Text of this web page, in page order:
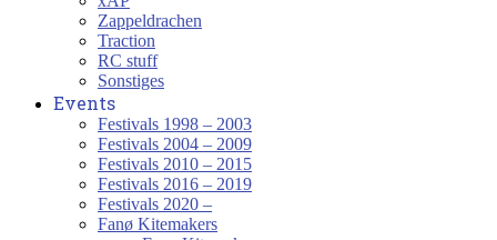
Zappeldrachen
Traction
RC stuff
Sonstiges
Events
Festivals 1998 – 2003
Festivals 2004 – 2009
Festivals 2010 – 2015
Festivals 2016 – 2019
Festivals 2020 –
Fanø Kitemakers